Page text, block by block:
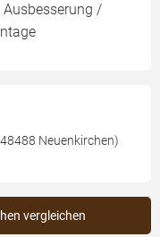
/
Neuenkirchen)
vergleichen